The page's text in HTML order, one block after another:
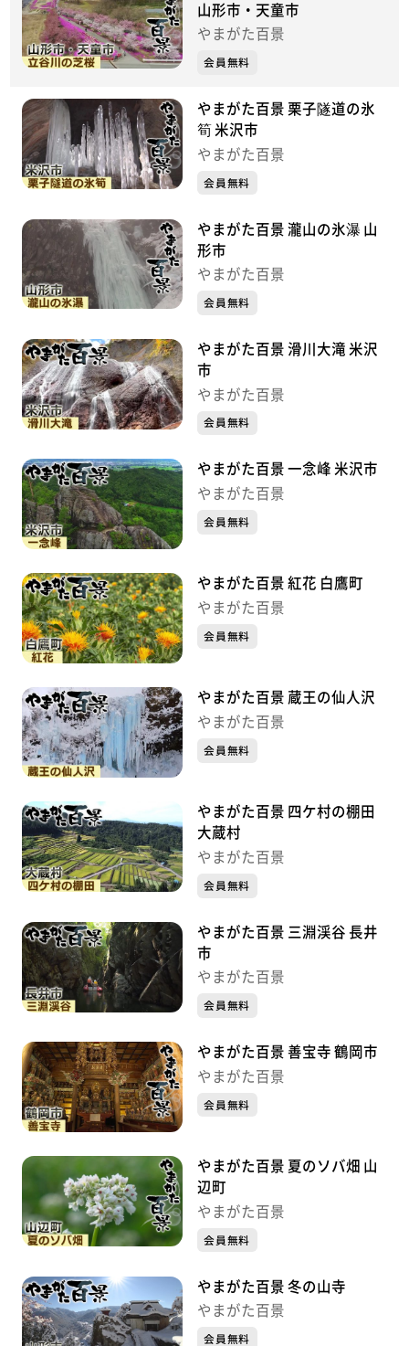
山形市・天童市
やまがた百景
会員無料
やまがた百景 栗子隧道の氷
筍 米沢市
やまがた百景
会員無料
やまがた百景 瀧山の氷瀑 山
形市
やまがた百景
会員無料
やまがた百景 滑川大滝 米沢
市
やまがた百景
会員無料
やまがた百景 一念峰 米沢市
やまがた百景
会員無料
やまがた百景 紅花 白鷹町
やまがた百景
会員無料
やまがた百景 蔵王の仙人沢
やまがた百景
会員無料
やまがた百景 四ケ村の棚田
大蔵村
やまがた百景
会員無料
やまがた百景 三淵渓谷 長井
市
やまがた百景
会員無料
やまがた百景 善宝寺 鶴岡市
やまがた百景
会員無料
やまがた百景 夏のソバ畑 山
辺町
やまがた百景
会員無料
やまがた百景 冬の山寺
やまがた百景
会員無料